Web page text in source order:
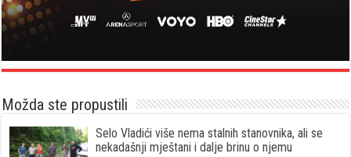
Možda ste propustili
Selo Vladići više nema stalnih stanovnika, ali se
nekadašnji mještani i dalje brinu o njemu